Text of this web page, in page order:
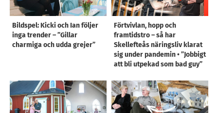
Bildspel: Kicki och Ian följer
inga trender – ”Gillar
charmiga och udda grejer”
Förtvivlan, hopp och
framtidstro – så har
Skellefteås näringsliv klarat
sig under pandemin • ”Jobbigt
att bli utpekad som bad guy”